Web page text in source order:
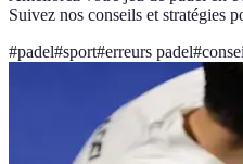
Suivez nos conseils et stratégies
#padel#sport#erreurs padel#